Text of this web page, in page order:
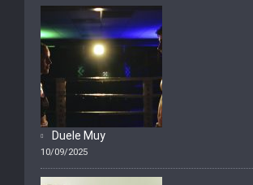
Duele Muy
10/09/2025